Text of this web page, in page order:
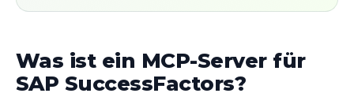
Was ist ein MCP-Server für
SAP SuccessFactors?